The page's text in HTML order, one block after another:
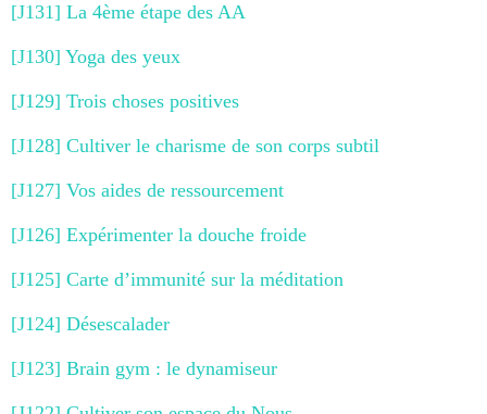
[J131] La 4ème étape des AA
[J130] Yoga des yeux
[J129] Trois choses positives
[J128] Cultiver le charisme de son corps subtil
[J127] Vos aides de ressourcement
[J126] Expérimenter la douche froide
[J125] Carte d’immunité sur la méditation
[J124] Désescalader
[J123] Brain gym : le dynamiseur